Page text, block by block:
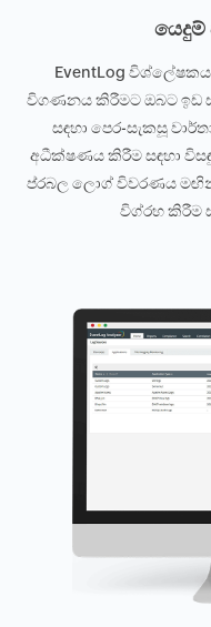
EventLog
විගණනය කිරීමට ඔබට ඉඩ
සඳහා පෙර-සැකසූ
අධීක්ෂණය කිරීම සඳහා
ප්රබල ලොග් විවරණය
විග්රහ කිරීම